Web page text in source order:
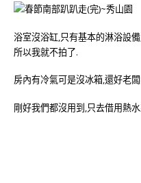
浴室沒浴缸,只有基本的淋浴設
所以我就不拍了.
房內有冷氣可是沒冰箱,還好老
剛好我們都沒用到,只去借用熱